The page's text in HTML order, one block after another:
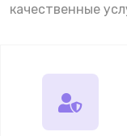
качественные